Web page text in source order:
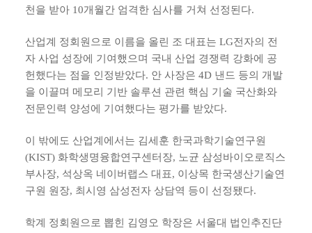
천을 받아 10개월간 엄격한 심사를 거쳐 선정된다.
산업계 정회원으로 이름을 올린 조 대표는 LG전자의 전
자 사업 성장에 기여했으며 국내 산업 경쟁력 강화에 공
헌했다는 점을 인정받았다. 안 사장은 4D 낸드 등의 개발
을 이끌며 메모리 기반 솔루션 관련 핵심 기술 국산화와
전문인력 양성에 기여했다는 평가를 받았다.
이 밖에도 산업계에서는 김세훈 한국과학기술연구원
(KIST) 화학생명융합연구센터장, 노균 삼성바이오로직스
부사장, 석상옥 네이버랩스 대표, 이상목 한국생산기술연
구원 원장, 최시영 삼성전자 상담역 등이 선정됐다.
학계 정회원으로 뽑힌 김영오 학장은 서울대 법인추진단